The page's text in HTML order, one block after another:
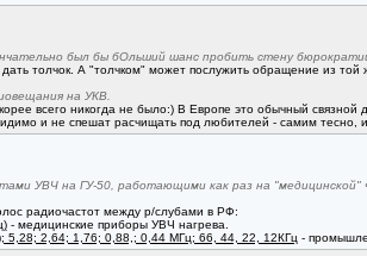
был бы бОльший шанс пробить стену
толчок. А "толчком" может послужить обращение из
на УКВ.
всего никогда не было:) В Европе это обычный
и не спешат расчищать под любителей - самим тесно,
УВЧ на ГУ-50, работающими как раз на "медицинской"
радиочастот между р/слубами в РФ:
- медицинские приборы УВЧ нагрева.
5,28; 2,64; 1,76; 0,88,; 0,44 МГц; 66, 44, 22, 12КГц -